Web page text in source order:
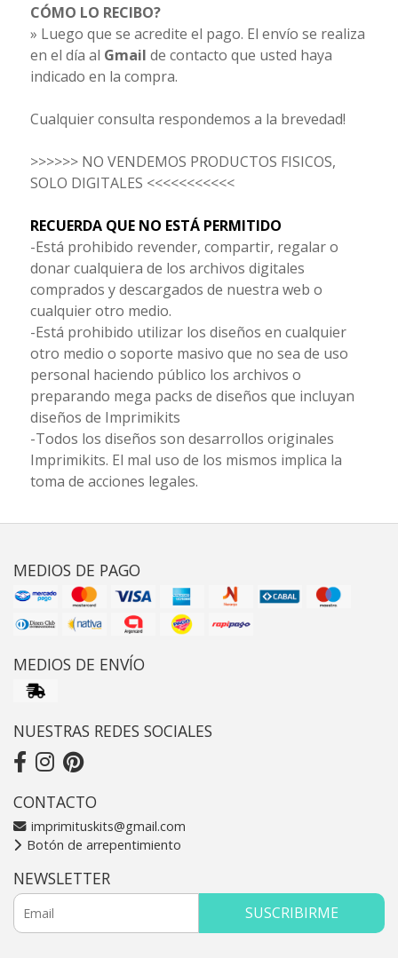
CÓMO LO RECIBO?
» Luego que se acredite el pago. El envío se realiza
en el día al Gmail de contacto que usted haya
indicado en la compra.
Cualquier consulta respondemos a la brevedad!
>>>>>> NO VENDEMOS PRODUCTOS FISICOS,
SOLO DIGITALES <<<<<<<<<<<
RECUERDA QUE NO ESTÁ PERMITIDO
-Está prohibido revender, compartir, regalar o
donar cualquiera de los archivos digitales
comprados y descargados de nuestra web o
cualquier otro medio.
-Está prohibido utilizar los diseños en cualquier
otro medio o soporte masivo que no sea de uso
personal haciendo público los archivos o
preparando mega packs de diseños que incluyan
diseños de Imprimikits
-Todos los diseños son desarrollos originales
Imprimikits. El mal uso de los mismos implica la
toma de acciones legales.
MEDIOS DE PAGO
MEDIOS DE ENVÍO
NUESTRAS REDES SOCIALES
CONTACTO
imprimituskits@gmail.com
Botón de arrepentimiento
NEWSLETTER
SUSCRIBIRME